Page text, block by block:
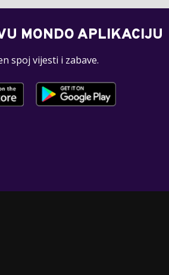
MONDO APLIKACIJU
spoj vijesti i zabave.